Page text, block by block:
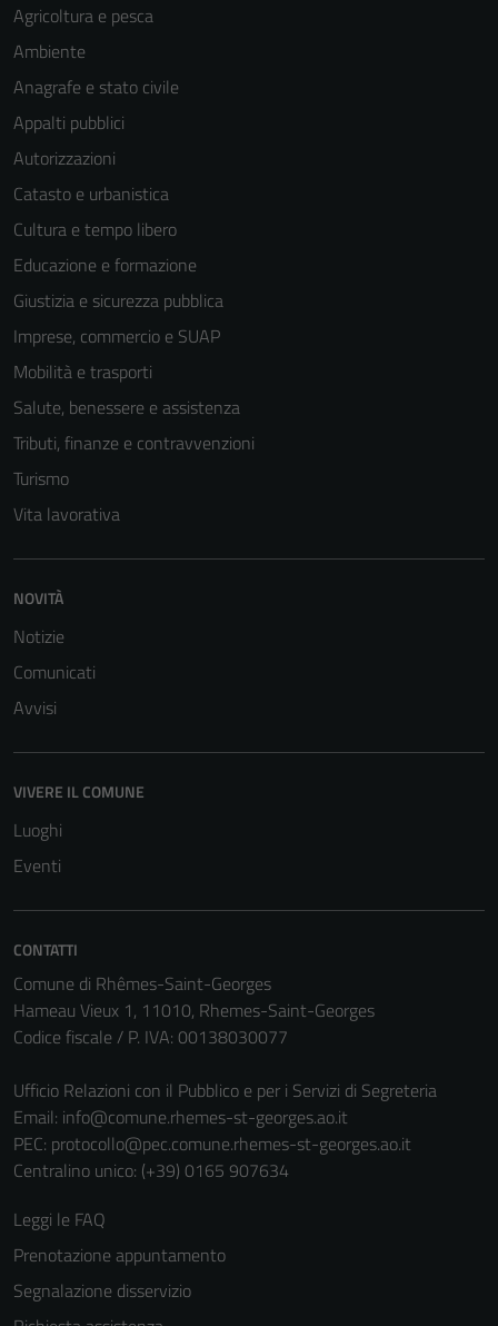
Agricoltura e pesca
Ambiente
Anagrafe e stato civile
Appalti pubblici
Autorizzazioni
Catasto e urbanistica
Cultura e tempo libero
Educazione e formazione
Giustizia e sicurezza pubblica
Imprese, commercio e SUAP
Mobilità e trasporti
Salute, benessere e assistenza
Tributi, finanze e contravvenzioni
Turismo
Vita lavorativa
NOVITÀ
Notizie
Comunicati
Avvisi
VIVERE IL COMUNE
Luoghi
Eventi
CONTATTI
Comune di Rhêmes-Saint-Georges
Hameau Vieux 1, 11010, Rhemes-Saint-Georges
Codice fiscale / P. IVA: 00138030077
Ufficio Relazioni con il Pubblico e per i Servizi di Segreteria
Email: info@comune.rhemes-st-georges.ao.it
PEC: protocollo@pec.comune.rhemes-st-georges.ao.it
Centralino unico: (+39) 0165 907634
Leggi le FAQ
Prenotazione appuntamento
Segnalazione disservizio